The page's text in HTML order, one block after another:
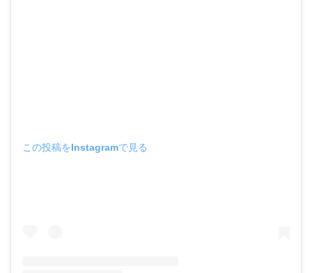
この投稿をInstagramで見る